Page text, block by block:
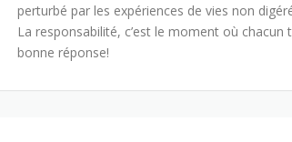
perturbé par les expériences de vies non
La responsabilité, c’est le moment où chacun
bonne réponse!